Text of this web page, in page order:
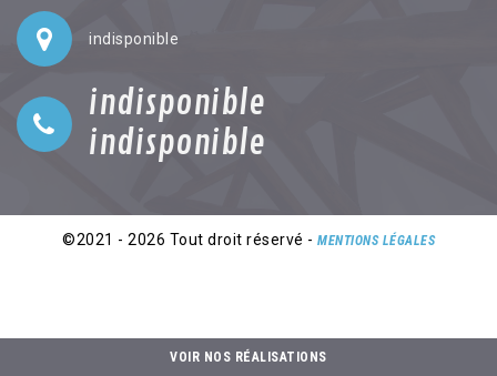
indisponible
indisponible
indisponible
©2021 - 2026 Tout droit réservé - MENTIONS LÉGALES
VOIR NOS RÉALISATIONS